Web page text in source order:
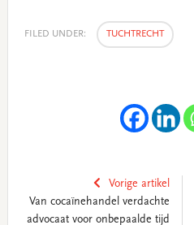
FILED UNDER: TUCHTRECHT
Vorige artikel
Van cocaïnehandel verdachte
advocaat voor onbepaalde tijd